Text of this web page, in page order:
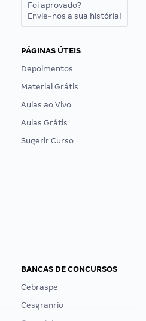
Foi aprovado?
Envie-nos a sua história!
PÁGINAS ÚTEIS
Depoimentos
Material Grátis
Aulas ao Vivo
Aulas Grátis
Sugerir Curso
BANCAS DE CONCURSOS
Cebraspe
Cesgranrio